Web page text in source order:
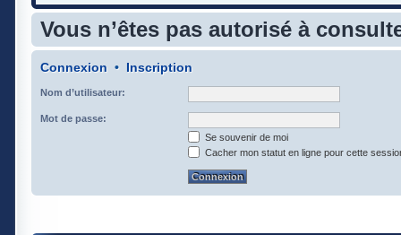
Vous n’êtes pas autorisé à
Connexion • Inscription
Nom d’utilisateur:
Mot de passe:
Se souvenir de moi
Cacher mon statut en ligne pour cette